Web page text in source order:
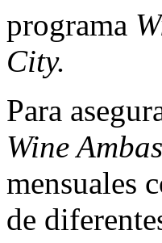
programa
City.
Para
Wine
mensuales
de